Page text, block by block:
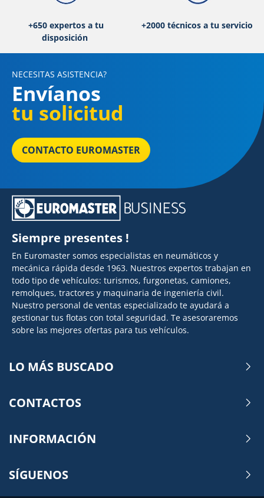
+650 expertos a tu
disposición
+2000 técnicos a tu servicio
NECESITAS ASISTENCIA?
Envíanos
tu solicitud
CONTACTO EUROMASTER
Siempre presentes !
En Euromaster somos especialistas en neumáticos y
mecánica rápida desde 1963. Nuestros expertos trabajan en
todo tipo de vehículos: turismos, furgonetas, camiones,
remolques, tractores y maquinaria de ingeniería civil.
Nuestro personal de ventas especializado te ayudará a
gestionar tus flotas con total seguridad. Te asesoraremos
sobre las mejores ofertas para tus vehículos.
LO MÁS BUSCADO
CONTACTOS
INFORMACIÓN
SÍGUENOS